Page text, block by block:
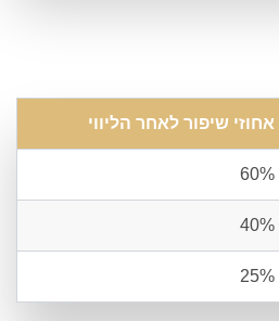
אחוזי שיפור לאחר הליווי
60%
40%
25%